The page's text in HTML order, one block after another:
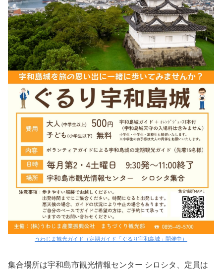
うわじま観光ガイド（定期ガイド「ぐるり宇和島城」開催中）
集合場所は宇和島市観光情報センター シロシタ、定員は